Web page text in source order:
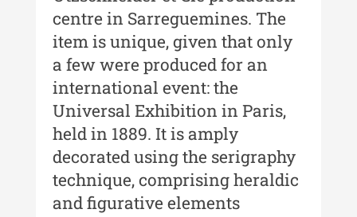
Anuarul Muzeului Etnografic al
Moldovei - XXII / 2022
Anuarul Muzeului Etnografic al
Moldovei - XXI / 2021
Anuarul Muzeului Etnografic al
Moldovei - XX / 2020
Indexul Complet
centre in Sarreguemines. The
item is unique, given that only
a few were produced for an
international event: the
Universal Exhibition in Paris,
held in 1889. It is amply
decorated using the serigraphy
technique, comprising heraldic
and figurative elements